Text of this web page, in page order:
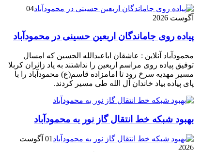
04
آگوست 2026
پیاده روی جاماندگان اربعین حسینی در محمودآباد
محمودآباد آنلاین : عاشقان اباعبدالله الحسین که امسال
توفیق پیاده روی مراسم اربعین را نداشتند به یاد زائران کربلا
مسیر مهدیه سرخ رود تا امامزاده قاسم(ع) محمودآباد را با
پای پیاده بیاد خاندان آل الله طی مسیر کردند.
بهبود شبکه خط انتقال گاز نور به محمودآباد
01 آگوست
2026